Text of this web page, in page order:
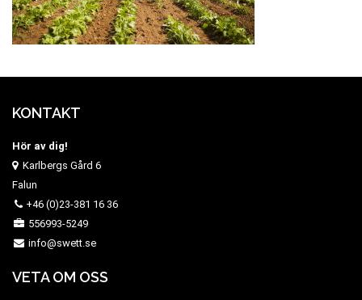
KONTAKT
Hör av dig!
Karlbergs Gård 6
Falun
+46 (0)23-381 16 36
556993-5249
info@swett.se
VETA OM OSS